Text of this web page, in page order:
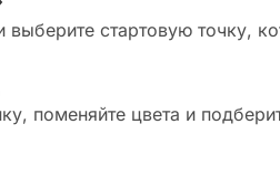
стартовую точку,
поменяйте цвета и